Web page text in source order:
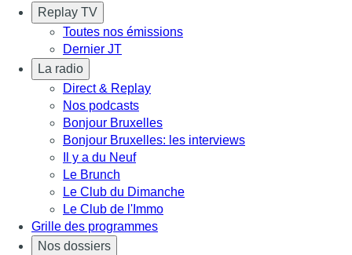
Replay TV
Toutes nos émissions
Dernier JT
La radio
Direct & Replay
Nos podcasts
Bonjour Bruxelles
Bonjour Bruxelles: les interviews
Il y a du Neuf
Le Brunch
Le Club du Dimanche
Le Club de l'Immo
Grille des programmes
Nos dossiers